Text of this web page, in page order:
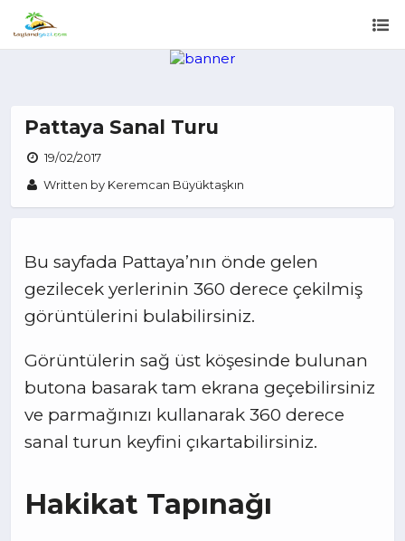
Pattaya Sanal Turu
19/02/2017
Written by Keremcan Büyüktaşkın
Bu sayfada Pattaya’nın önde gelen
gezilecek yerlerinin 360 derece çekilmiş
görüntülerini bulabilirsiniz.
Görüntülerin sağ üst köşesinde bulunan
butona basarak tam ekrana geçebilirsiniz
ve parmağınızı kullanarak 360 derece
sanal turun keyfini çıkartabilirsiniz.
Hakikat Tapınağı